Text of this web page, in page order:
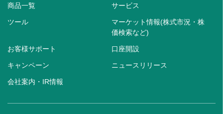
商品一覧 サービス
ツール
マーケット情報(株式市況・株
価検索など)
お客様サポート 口座開設
キャンペーン ニュースリリース
会社案内・IR情報